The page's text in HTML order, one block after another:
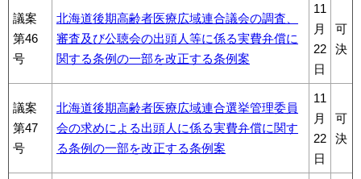
議案
第46
号
北海道後期高齢者医療広域連合議会の調査、
審査及び公聴会の出頭人等に係る実費弁償に
関する条例の一部を改正する条例案
11
月
22
日
可
決
議案
第47
号
北海道後期高齢者医療広域連合選挙管理委員
会の求めによる出頭人に係る実費弁償に関す
る条例の一部を改正する条例案
11
月
22
日
可
決